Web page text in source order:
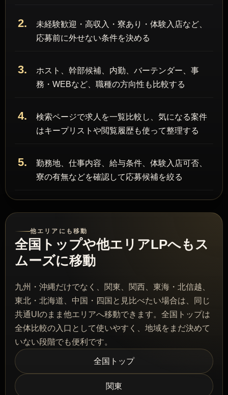
2.
未経験歓迎・高収入・寮あり・体験入店など、
応募前に外せない条件を決める
3.
ホスト、幹部候補、内勤、バーテンダー、事
務・WEBなど、職種の方向性も比較する
4.
検索ページで求人を一覧比較し、気になる案件
はキープリストや閲覧履歴も使って整理する
5.
勤務地、仕事内容、給与条件、体験入店可否、
寮の有無などを確認して応募候補を絞る
他エリアにも移動
全国トップや他エリアLPへもス
ムーズに移動
九州・沖縄だけでなく、関東、関西、東海・北信越、
東北・北海道、中国・四国と見比べたい場合は、同じ
共通UIのまま他エリアへ移動できます。全国トップは
全体比較の入口として使いやすく、地域をまだ決めて
いない段階でも便利です。
全国トップ
関東